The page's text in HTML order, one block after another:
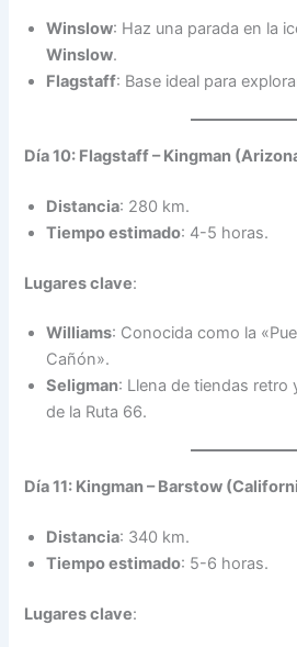
Winslow: Haz una parada en la
Winslow.
Flagstaff: Base ideal para
Día 10: Flagstaff – Kingman
Distancia: 280 km.
Tiempo estimado: 4-5 horas.
Lugares clave:
Williams: Conocida como la
Cañón».
Seligman: Llena de tiendas retro
de la Ruta 66.
Día 11: Kingman – Barstow
Distancia: 340 km.
Tiempo estimado: 5-6 horas.
Lugares clave: